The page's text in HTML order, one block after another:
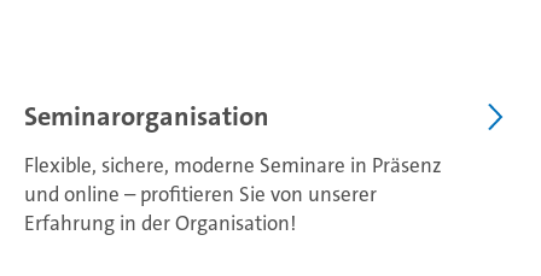
Seminarorganisation
Flexible, sichere, moderne Seminare in Präsenz
und online – profitieren Sie von unserer
Erfahrung in der Organisation!